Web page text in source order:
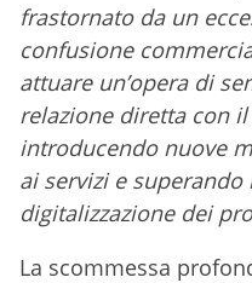
frastornato da un
confusione
attuare un’opera di
relazione diretta con
introducendo nuove
ai servizi e superando
digitalizzazione dei
La scommessa